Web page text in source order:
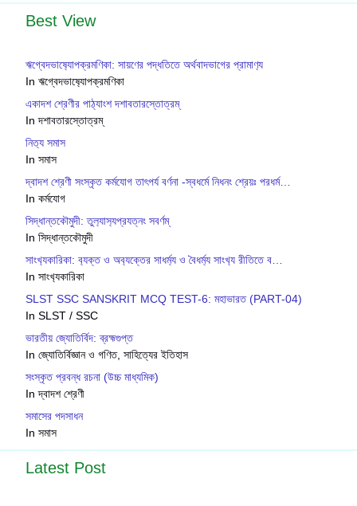
Best View
ঋগ্বেদভাষ‍্যোপক্রমণিকা: সায়ণের পদ্ধতিতে অর্থবাদভাগের প্রামাণ‍্য
In ঋগ্বেদভাষ‍্যোপক্রমণিকা
একাদশ শ্রেণীর পাঠ্যাংশ দশাবতারস্তোত্রম্
In দশাবতারস্তোত্রম্
নিত‍্য সমাস
In সমাস
দ্বাদশ শ্রেণী সংস্কৃত কর্মযোগ তাৎপর্য বর্ণনা -স্বধর্মে নিধনং শ্রেয়ঃ পরধর্ম…
In কর্মযোগ
সিদ্ধান্তকৌমুদী: তুল‍্যাস‍্যপ্রযত্নং সবর্ণম্
In সিদ্ধান্তকৌমুদী
সাংখ‍্যকারিকা: ব‍্যক্ত ও অব‍্যক্তের সাধর্ম‍্য ও বৈধর্ম‍্য সাংখ‍্য রীতিতে ব‍…
In সাংখ‍্যকারিকা
SLST SSC SANSKRIT MCQ TEST-6: মহাভারত (PART-04)
In SLST / SSC
ভারতীয় জ্যোতির্বিদ: ব্রহ্মগুপ্ত
In জ্যোতির্বিজ্ঞান ও গণিত, সাহিত্যের ইতিহাস
সংস্কৃত প্রবন্ধ রচনা (উচ্চ মাধ্যমিক)
In দ্বাদশ শ্রেণী
সমাসের পদসাধন
In সমাস
Latest Post